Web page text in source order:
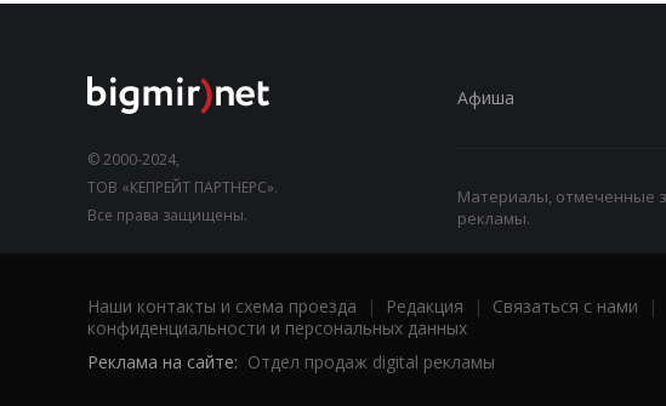
© 2000-2024,
ТОВ «КЕПРЕЙТ ПАРТНЕРС».
Все права защищены.
Афиша
Материалы, отмеченные
рекламы.
Наши контакты и схема проезда | Редакция | Связаться с нами |
конфиденциальности и персональных данных
Реклама на сайте: Отдел продаж digital рекламы